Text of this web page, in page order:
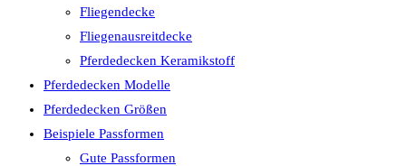
Fliegendecke
Fliegenausreitdecke
Pferdedecken Keramikstoff
Pferdedecken Modelle
Pferdedecken Größen
Beispiele Passformen
Gute Passformen